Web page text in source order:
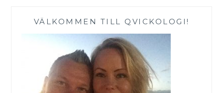
VÄLKOMMEN TILL QVICKOLOGI!